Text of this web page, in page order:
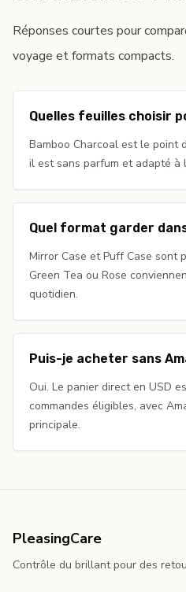
Réponses courtes pour
voyage et formats compacts.
Quelles feuilles choisir
Bamboo Charcoal est le point
il est sans parfum et adapté à
Quel format garder
Mirror Case et Puff Case sont
Green Tea ou Rose
quotidien.
Puis-je acheter sans
Oui. Le panier direct en USD
commandes éligibles, avec
principale.
PleasingCare
Contrôle du brillant pour des